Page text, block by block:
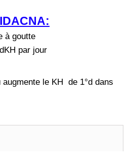
à goutte
par jour
le KH de 1°d dans